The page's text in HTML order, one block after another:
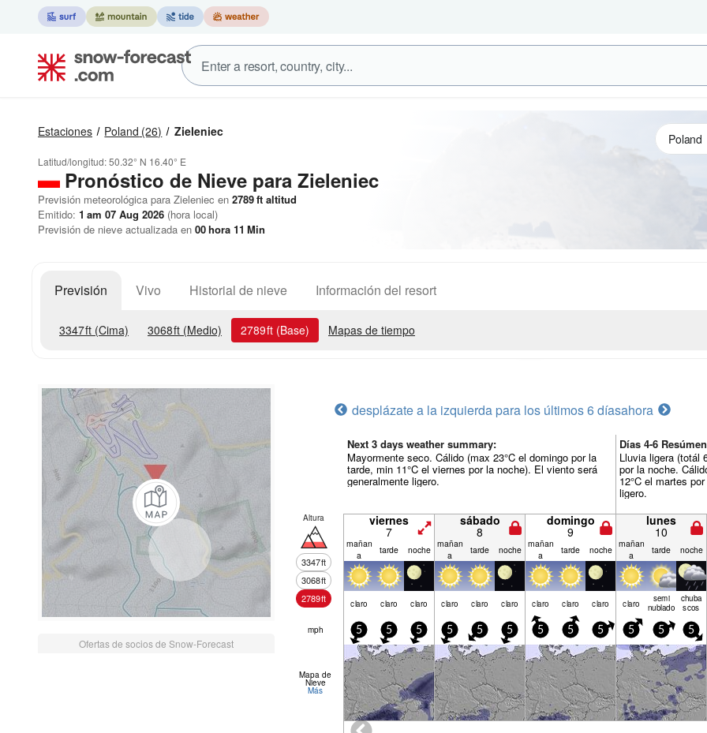
Estaciones Poland (26) Zieleniec
Latitud/longitud:50.32° N 16.40° E
Pronóstico de Nieve para Zieleniec
Previsión meteorológica para Zieleniec en 2789ft altitud
Emitido: 1 am 07 Aug 2026 (hora local)
Previsión de nieve actualizada en 00hora 11 Min
Previsión Vivo Historial de nieve Información del resort
3347ft (Cima) 3068ft (Medio) 2789ft (Base) Mapas de tiempo
Ofertas de socios de Snow-Forecast
desplázate a la izquierda para los últimos 6 díasahora
Next 3 days weather summary:
Mayormente seco. Cálido (max 23°C el domingo por la
tarde, min 11°C el viernes por la noche). El viento será
generalmente ligero.
Días 4-6
Lluvia ligera (totál
por la noche.
12°C el martes
ligero.
Altura
3347ft
3068ft
2789ft
viernes
7
sábado
8
domingo
9
lunes
10
mañan
a
tarde noche mañan
a
tarde noche mañan
a
tarde noche mañan
a
tarde noche
claro claro claro claro claro claro claro claro claro claro semi
nublado
chuba
scos
mph 5 5 5 5 5 5 5 5 5 5 5 5
Mapa de
Nieve
Más